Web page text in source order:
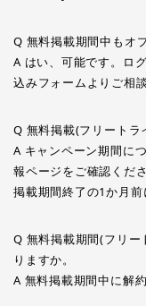
Q 無料掲載期間中もオ
A はい、可能です。ロ
込みフォームよりご相
Q 無料掲載(フリートラ
A キャンペーン期間に
報ページをご確認くだ
掲載期間終了の1か月前
Q 無料掲載期間(フリ
りますか。
A 無料掲載期間中に解